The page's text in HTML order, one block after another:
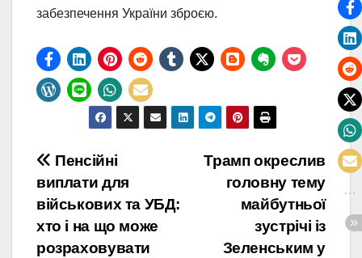
забезпечення України зброєю.
Навігація
записів
Трамп окреслив
головну тему
майбутньої
зустрічі із
Зеленським у
Пенсійні
виплати для
військових та УБД:
хто і на що може
розраховувати